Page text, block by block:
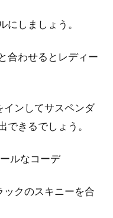
ーにフェミニンなスカート
おすすめ！
ちでしょう。前開きタイ
にしましょう。
合わせるとレディー
インしてサスペンダ
できるでしょう。
ルなコーデ
クのスキニーを合